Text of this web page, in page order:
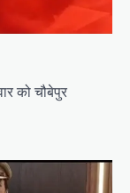
को चौबेपुर